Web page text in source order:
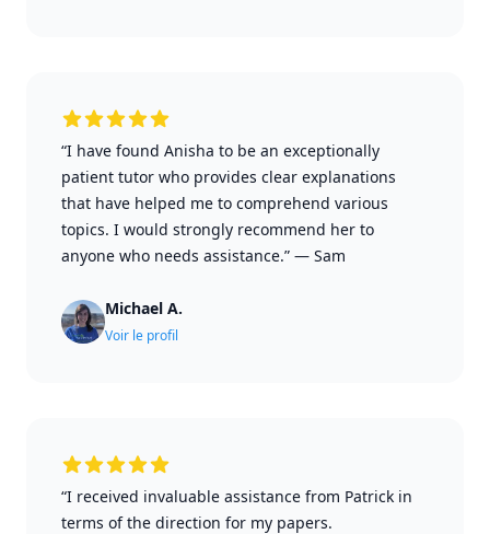
“I have found Anisha to be an exceptionally
patient tutor who provides clear explanations
that have helped me to comprehend various
topics. I would strongly recommend her to
anyone who needs assistance.” — Sam
Michael A.
Voir le profil
“I received invaluable assistance from Patrick in
terms of the direction for my papers.